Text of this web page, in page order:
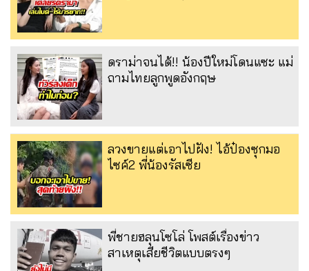
ดราม่าจนได้!! น้องปีใหม่โดนแซะ แม่
ถามไทยลูกพูดอังกฤษ
ลวงขายแต่เอาไปฝัง! ไอ้ป๋องซุกมอ
ไซค์2 พี่น้องรัสเซีย
พี่ชายฮลุนโซโล่ โพสต์เรื่องข่าว
สาเหตุเสียชีวิตแบบตรงๆ